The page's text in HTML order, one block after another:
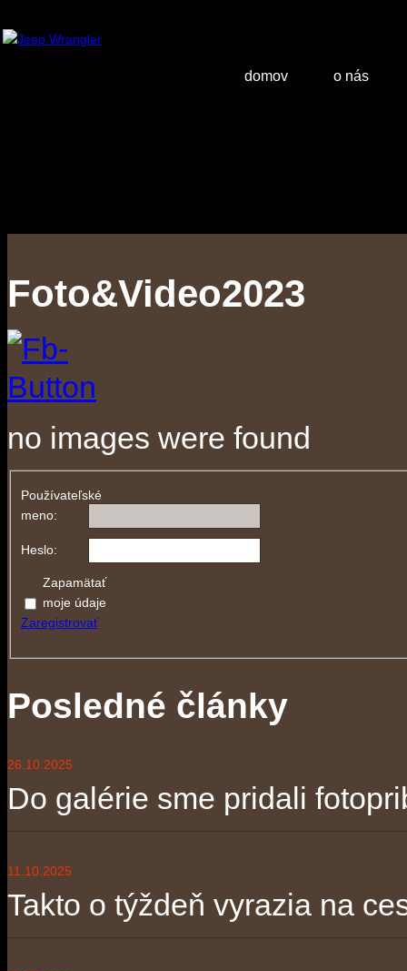
domov o nás
Foto&Video2023
no images were found
Používateľské
meno:
Heslo:
Zapamätať
moje údaje
Zaregistrovať
Posledné články
26.10.2025
Do galérie sme pridali
11.10.2025
Takto o týždeň vyrazia na